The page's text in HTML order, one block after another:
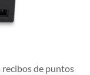
de puntos